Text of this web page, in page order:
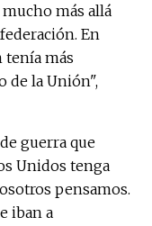
más allá
En
tenía más
de la Unión",
guerra que
Unidos tenga
pensamos.
iban a